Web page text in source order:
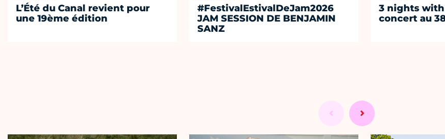
L’Été du Canal revient pour
une 19ème édition
#FestivalEstivalDeJam2026
JAM SESSION DE BENJAMIN
SANZ
3 nights with
concert au